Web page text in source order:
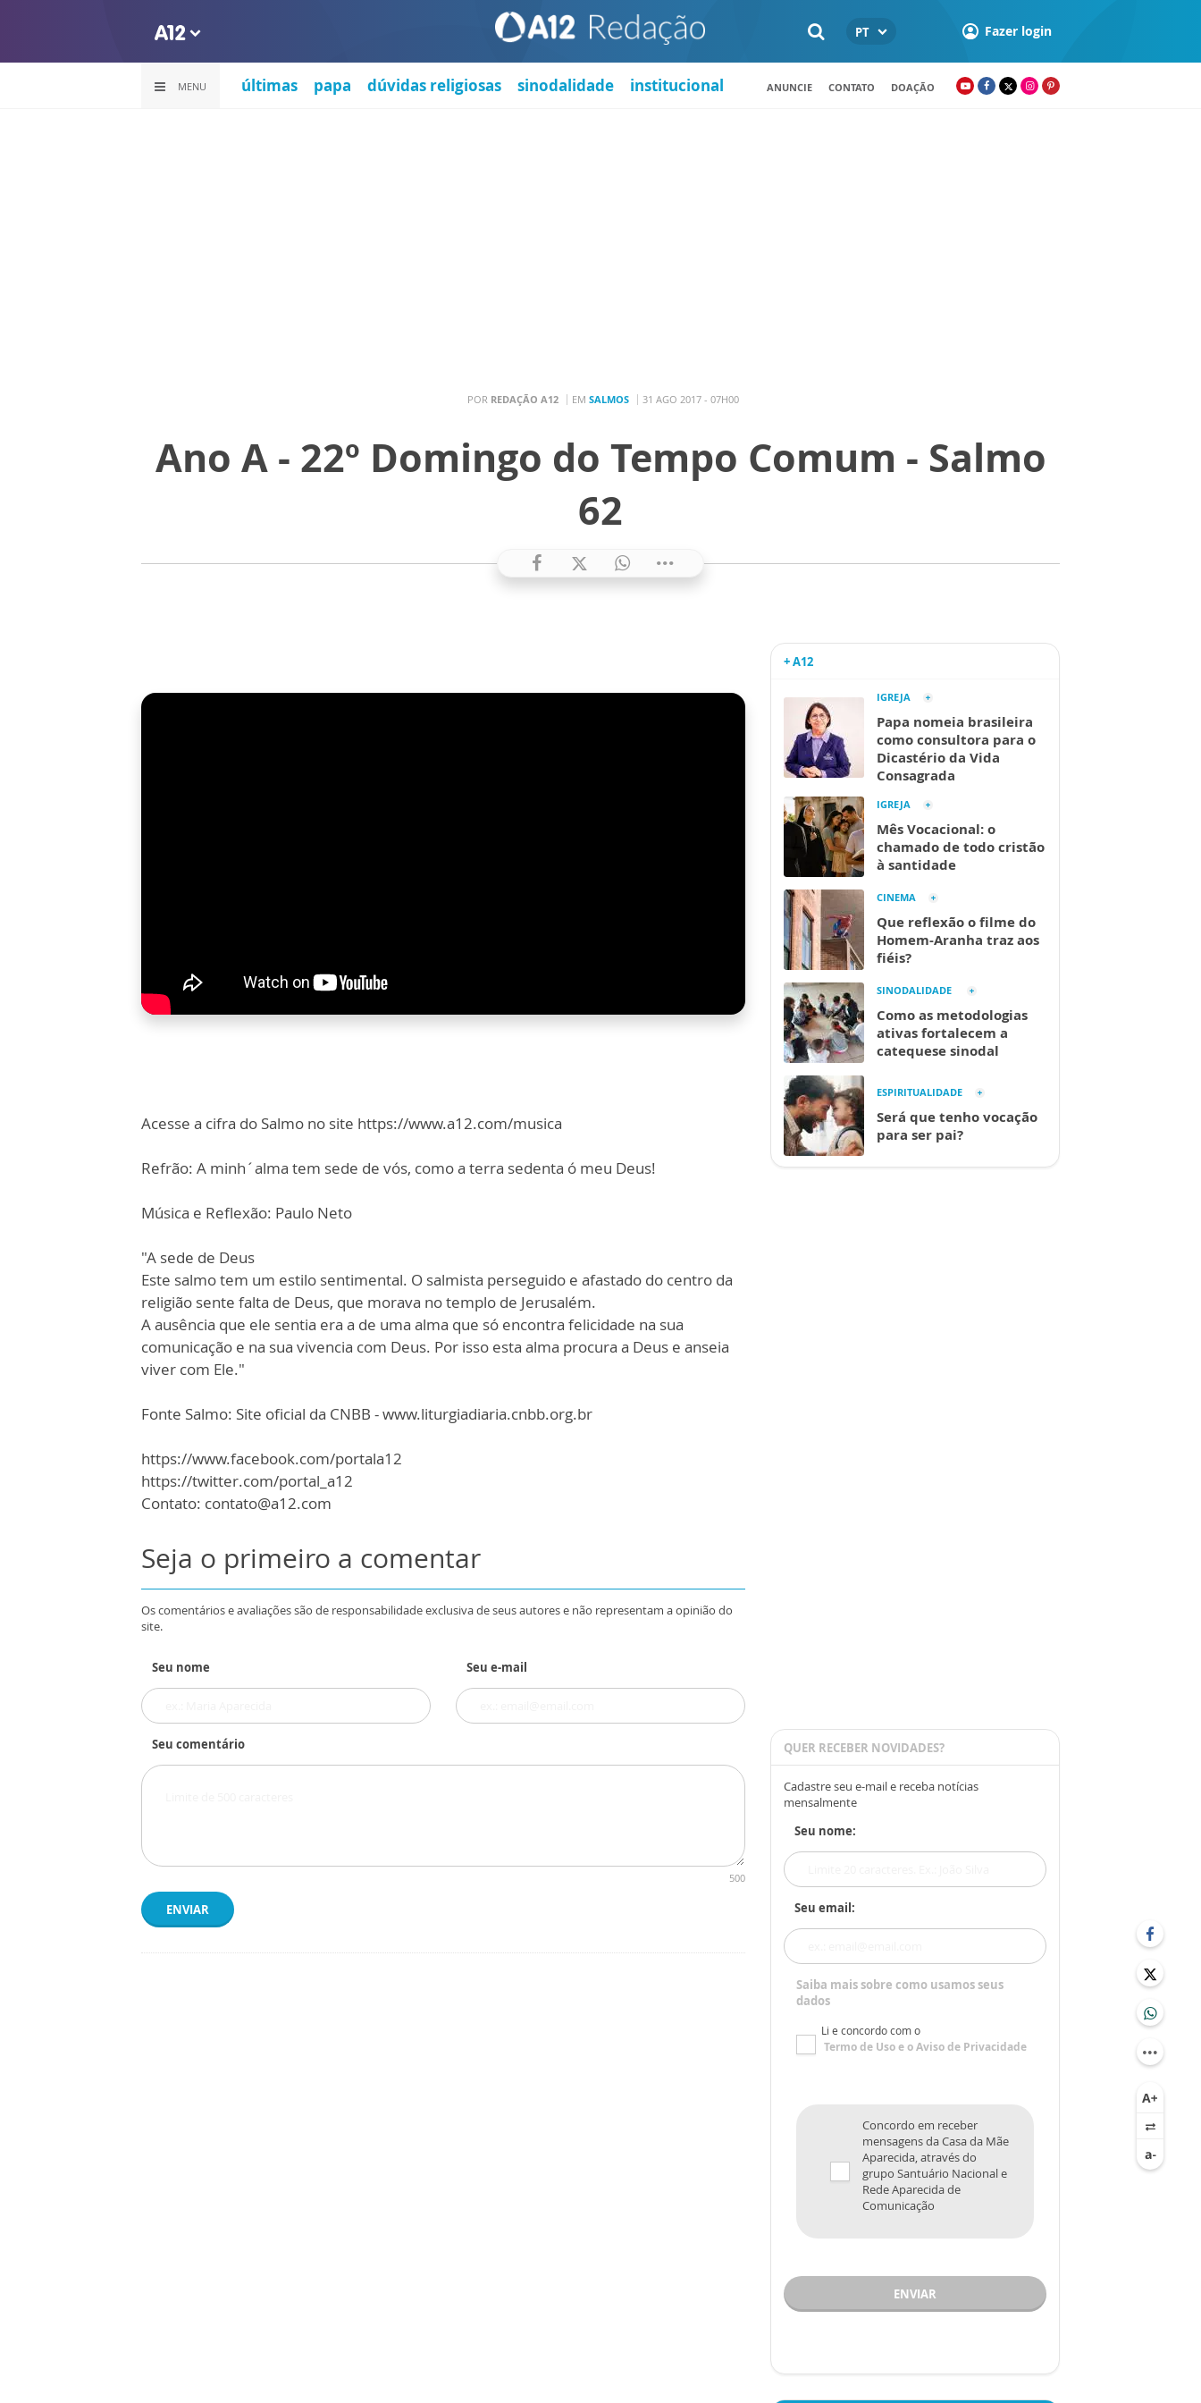
PT Fazer login
MENU últimas papa dúvidas religiosas sinodalidade institucional ANUNCIE CONTATO DOAÇÃO
POR REDAÇÃO A12 EM SALMOS 31 AGO 2017 - 07H00
Ano A - 22º Domingo do Tempo Comum - Salmo
62
Acesse a cifra do Salmo no site https://www.a12.com/musica
Refrão: A minh´alma tem sede de vós, como a terra sedenta ó meu Deus!
Música e Reflexão: Paulo Neto
"A sede de Deus
Este salmo tem um estilo sentimental. O salmista perseguido e afastado do centro da
religião sente falta de Deus, que morava no templo de Jerusalém.
A ausência que ele sentia era a de uma alma que só encontra felicidade na sua
comunicação e na sua vivencia com Deus. Por isso esta alma procura a Deus e anseia
viver com Ele."
Fonte Salmo: Site oficial da CNBB - www.liturgiadiaria.cnbb.org.br
https://www.facebook.com/portala12
https://twitter.com/portal_a12
Contato: contato@a12.com
Seja o primeiro a comentar
Os comentários e avaliações são de responsabilidade exclusiva de seus autores e não representam a opinião do
site.
Seu nome Seu e-mail
Seu comentário
500
ENVIAR
+ A12
IGREJA
Papa nomeia brasileira
como consultora para o
Dicastério da Vida
Consagrada
IGREJA
Mês Vocacional: o
chamado de todo cristão
à santidade
CINEMA
Que reflexão o filme do
Homem-Aranha traz aos
fiéis?
SINODALIDADE
Como as metodologias
ativas fortalecem a
catequese sinodal
ESPIRITUALIDADE
Será que tenho vocação
para ser pai?
QUER RECEBER NOVIDADES?
Cadastre seu e-mail e receba notícias
mensalmente
Seu nome:
Seu email:
Saiba mais sobre como usamos seus
dados
Li e concordo com o
Termo de Usoe oAviso de Privacidade
Concordo em receber
mensagens da Casa da Mãe
Aparecida, através do
grupo Santuário Nacional e
Rede Aparecida de
Comunicação
ENVIAR